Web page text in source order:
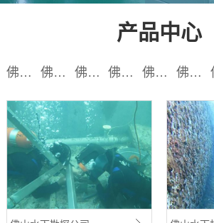
产品中心
佛山水下补强加固 佛山水下地形勘测 佛山水下目视检测 佛山水下电焊切割 佛山水下摄像检查 佛山水下失物打捞